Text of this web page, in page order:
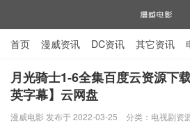
漫威电影
首页 漫威资讯 DC资讯 其它资讯
电视剧资源 漫威图片
月光骑士1-6全集百度云资源下
英字幕】云网盘
漫威电影 发布于 2022-03-25 分类： 电视剧资